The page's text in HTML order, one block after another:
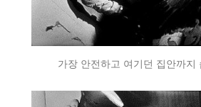
가장 안전하고 여기던 집안까지